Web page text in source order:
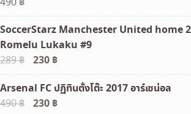
SoccerStarz Manchester United home
Romelu Lukaku #9
289฿
Original
price
was:
289 ฿.
230 ฿Current
price
is:
230 ฿.
Arsenal FC ปฏิทินตั้งโต๊ะ 2017 อาร์เซน่อล
490฿
Original
230 ฿Current